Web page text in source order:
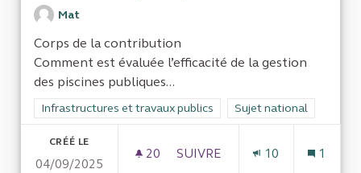
Mat
Corps de la contribution
Comment est évaluée l’efficacité de la gestion
des piscines publiques...
Filtrer les résultats de la catégorie : Infrastructures et
Infrastructures et travaux publics Filtrer les résultats
Sujet national
CRÉÉ LE
04/09/2025
20 20 ABONNÉS
SUIVRE
10 1